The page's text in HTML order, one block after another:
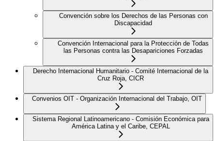
Convención sobre los Derechos de las Personas con
Discapacidad
Convención Internacional para la Protección de Todas
las Personas contra las Desapariciones Forzadas
Derecho Internacional Humanitario - Comité Internacional de la
Cruz Roja, CICR
Convenios OIT - Organización Internacional del Trabajo, OIT
Sistema Regional Latinoamericano - Comisión Económica para
América Latina y el Caribe, CEPAL